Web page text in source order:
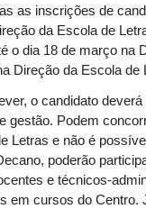
as inscrições de
da Escola de
o dia 18 de março na
Direção da Escola
o candidato
gestão. Podem
Letras e não é
poderão
e técnicos-
em cursos do Centro.